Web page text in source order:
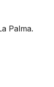
Palma.